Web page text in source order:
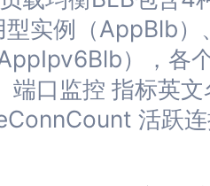
型实例（AppBlb
），各
端口监控 指标英
活跃